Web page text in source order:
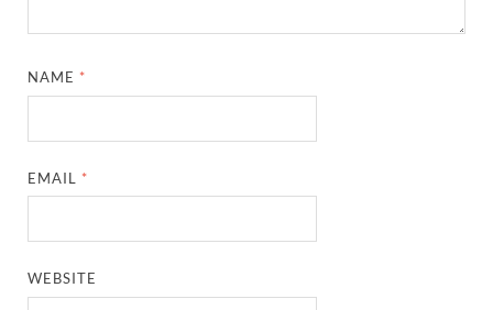
NAME *
EMAIL *
WEBSITE